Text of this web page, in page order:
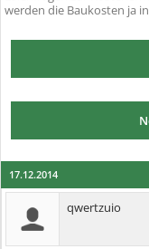
werden die Baukosten ja
17.12.2014
qwertzuio